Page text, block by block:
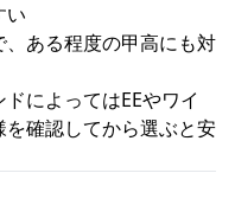
い
ある程度の甲高にも対
ドによってはEEやワイ
を確認してから選ぶと安